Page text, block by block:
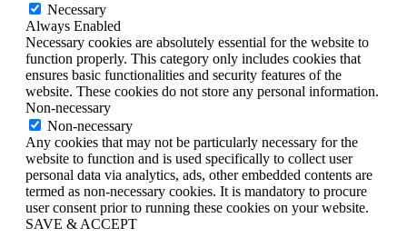
Necessary
Always Enabled
Necessary cookies are absolutely essential for the website to
function properly. This category only includes cookies that
ensures basic functionalities and security features of the
website. These cookies do not store any personal information.
Non-necessary
Non-necessary
Any cookies that may not be particularly necessary for the
website to function and is used specifically to collect user
personal data via analytics, ads, other embedded contents are
termed as non-necessary cookies. It is mandatory to procure
user consent prior to running these cookies on your website.
SAVE & ACCEPT